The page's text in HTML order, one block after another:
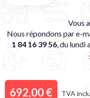
Vous
Nous répondons par e-
1 84 16 39 56, du lundi
692,00 € TVA